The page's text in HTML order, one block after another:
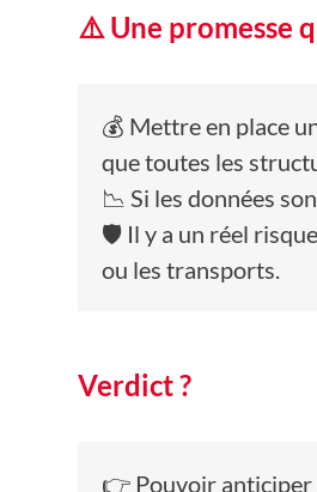
⚠️ Une promesse
💰 Mettre en place
que toutes les
📉 Si les données
🛡️ Il y a un réel
ou les transports.
Verdict ?
👉 Pouvoir anticiper